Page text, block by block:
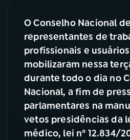
04PROGRAMAS
PODCASTS
06VIDEOCASTS
ÚLTIMAS
O Conselho Nacional
representantes de
profissionais e
mobilizaram nessa
durante todo o dia no
Nacional, a fim de
parlamentares na
vetos presidências da
médico, lei nº 12.834/